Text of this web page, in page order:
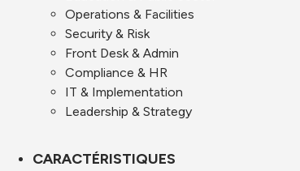
Operations & Facilities
Security & Risk
Front Desk & Admin
Compliance & HR
IT & Implementation
Leadership & Strategy
CARACTÉRISTIQUES